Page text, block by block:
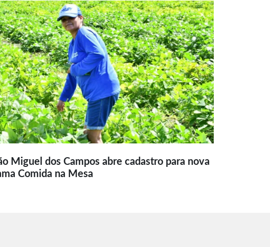
Miguel dos Campos abre cadastro para nova
Comida na Mesa